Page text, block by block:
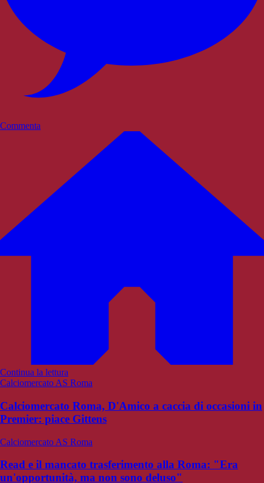
Commenta
Continua la lettura
Calciomercato AS Roma
Calciomercato Roma, D'Amico a caccia di occasioni in
Premier: piace Gittens
Calciomercato AS Roma
Read e il mancato trasferimento alla Roma: "Era
un'opportunità, ma non sono deluso"